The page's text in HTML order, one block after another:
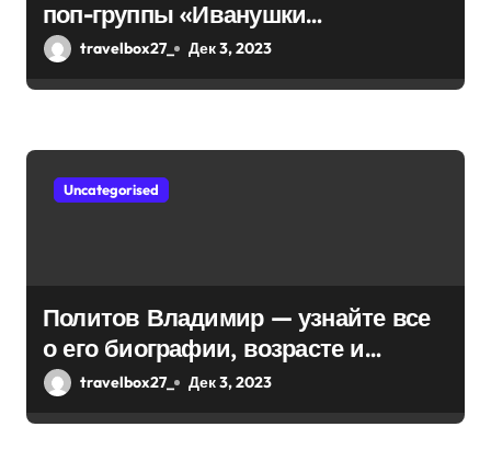
и
с
я
поп-группы «Иванушки
интернешнл» — история успеха,
travelbox27_ Дек 3, 2023
Uncategorised
Политов Владимир — узнайте все
о его биографии, возрасте и
впечатляющих достижениях!
travelbox27_ Дек 3, 2023